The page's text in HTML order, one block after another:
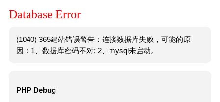
Database Error
(1040) 365建站错误警告：连接数据库失败，可能的原
因：1、数据库密码不对; 2、mysql未启动。
PHP Debug